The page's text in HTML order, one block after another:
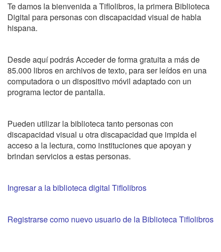
Te damos la bienvenida a Tiflolibros, la primera Biblioteca
Digital para personas con discapacidad visual de habla
hispana.
Desde aquí podrás Acceder de forma gratuita a más de
85.000 libros en archivos de texto, para ser leídos en una
computadora o un dispositivo móvil adaptado con un
programa lector de pantalla.
Pueden utilizar la biblioteca tanto personas con
discapacidad visual u otra discapacidad que impida el
acceso a la lectura, como instituciones que apoyan y
brindan servicios a estas personas.
Ingresar a la biblioteca digital Tiflolibros
Registrarse como nuevo usuario de la Biblioteca Tiflolibros